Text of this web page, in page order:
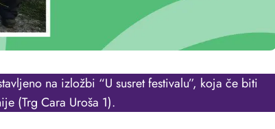
na izložbi “U susret festivalu”, koja če biti
(Trg Cara Uroša 1).